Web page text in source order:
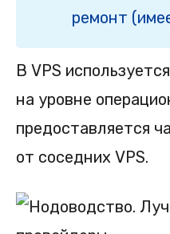
ремонт
В VPS
на уровне
предоставляется
от соседних VPS.